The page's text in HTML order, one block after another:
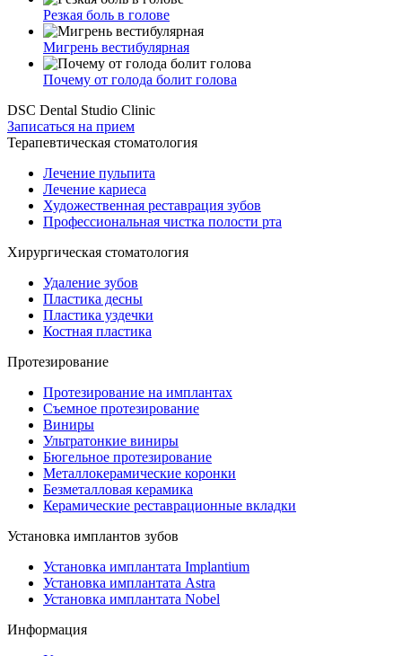
Резкая боль в голове
Мигрень вестибулярная
Почему от голода болит голова
DSC Dental Studio Clinic
Записаться на прием
Терапевтическая стоматология
Лечение пульпита
Лечение кариеса
Художественная реставрация зубов
Профессиональная чистка полости рта
Хирургическая стоматология
Удаление зубов
Пластика десны
Пластика уздечки
Костная пластика
Протезирование
Протезирование на имплантах
Съемное протезирование
Виниры
Ультратонкие виниры
Бюгельное протезирование
Металлокерамические коронки
Безметалловая керамика
Керамические реставрационные вкладки
Установка имплантов зубов
Установка имплантата Implantium
Установка имплантата Astra
Установка имплантата Nobel
Информация